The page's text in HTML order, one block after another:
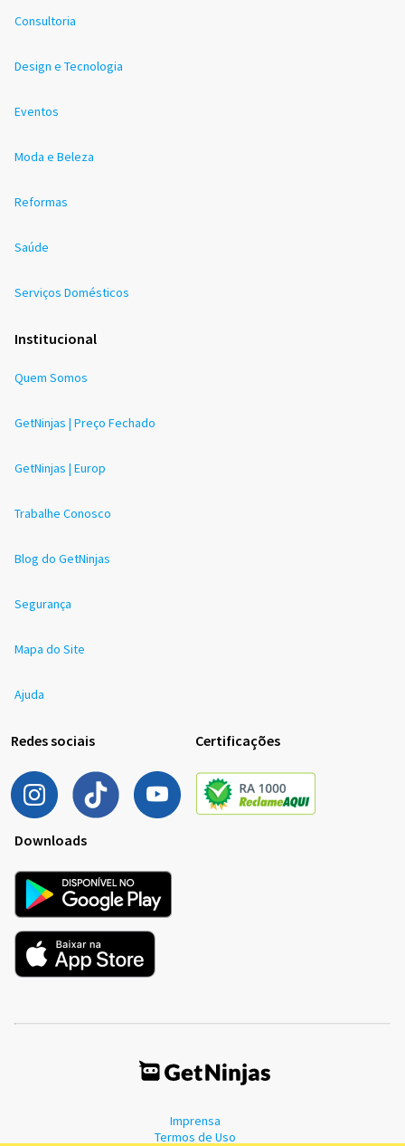
Consultoria
Design e Tecnologia
Eventos
Moda e Beleza
Reformas
Saúde
Serviços Domésticos
Institucional
Quem Somos
GetNinjas | Preço Fechado
GetNinjas | Europ
Trabalhe Conosco
Blog do GetNinjas
Segurança
Mapa do Site
Ajuda
Redes sociais Certificações
Downloads
Imprensa
Termos de Uso